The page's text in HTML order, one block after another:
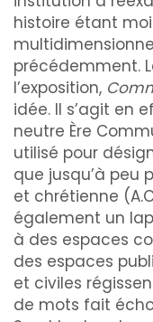
histoire étant
précédemment.
l’exposition,
idée. Il s’agit en
neutre Ère
utilisé pour
que jusqu’à peu
et chrétienne
également un
à des espaces
des espaces
et civiles
de mots fait